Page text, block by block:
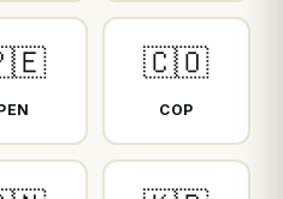
🇨🇴
COP